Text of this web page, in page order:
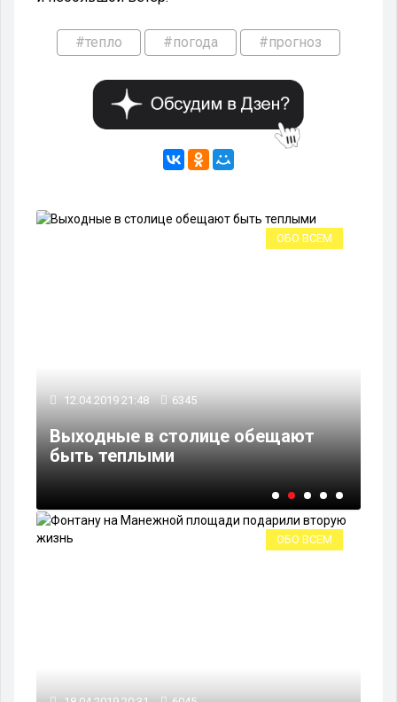
#тепло #погода #прогноз
ОБО ВСЕМ
12.04.2019 21:48 6345
Выходные в столице обещают
быть теплыми
ОБО ВСЕМ